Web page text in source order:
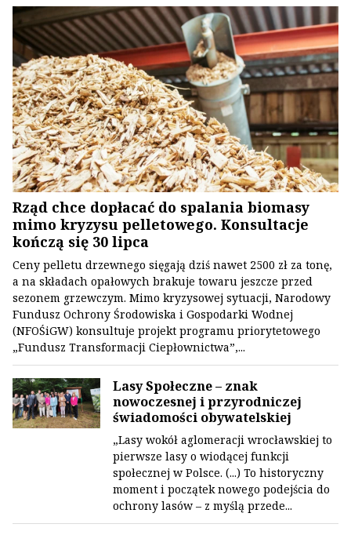
Rząd chce dopłacać do spalania biomasy
mimo kryzysu pelletowego. Konsultacje
kończą się 30 lipca
Ceny pelletu drzewnego sięgają dziś nawet 2500 zł za tonę,
a na składach opałowych brakuje towaru jeszcze przed
sezonem grzewczym. Mimo kryzysowej sytuacji, Narodowy
Fundusz Ochrony Środowiska i Gospodarki Wodnej
(NFOŚiGW) konsultuje projekt programu priorytetowego
„Fundusz Transformacji Ciepłownictwa”,...
Lasy Społeczne – znak
nowoczesnej i przyrodniczej
świadomości obywatelskiej
„Lasy wokół aglomeracji wrocławskiej to
pierwsze lasy o wiodącej funkcji
społecznej w Polsce. (...) To historyczny
moment i początek nowego podejścia do
ochrony lasów – z myślą przede...